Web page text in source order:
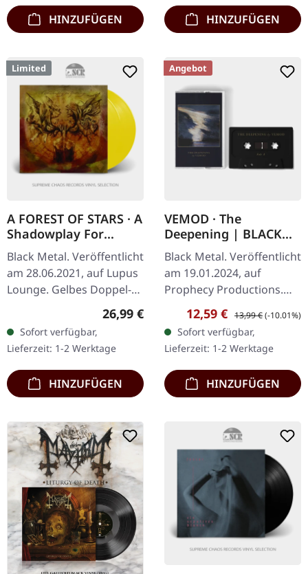
HINZUFÜGEN HINZUFÜGEN
Limited
A FOREST OF STARS · A
Shadowplay For
Yesterdays | YELLOW
2LP
Black Metal. Veröffentlicht
am 28.06.2021, auf Lupus
Lounge. Gelbes Doppel-
Vinyl im Gatefold-Cover
mit Bonus-Track. Limitiert
auf 500 Exemplare. A…
Regulärer Preis:
26,99 €
Sofort verfügbar,
Lieferzeit: 1-2 Werktage
HINZUFÜGEN
Angebot
VEMOD · The
Deepening | BLACK
TAPE
Black Metal. Veröffentlicht
am 19.01.2024, auf
Prophecy Productions.
Kassette (schwarz) mit 5-
seitigem Booklet (300
Einheiten). Das Album
"The…
Verkaufspreis:
12,59 € Regulärer Preis:
13,99 €(-10.01%)
Sofort verfügbar,
Lieferzeit: 1-2 Werktage
HINZUFÜGEN